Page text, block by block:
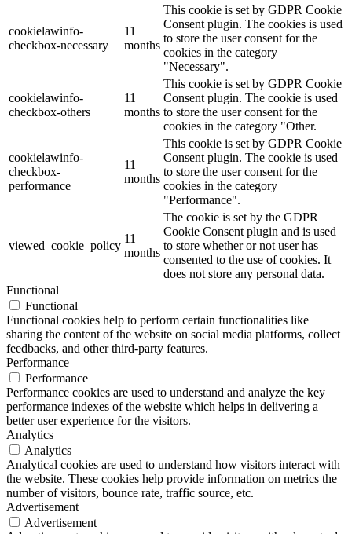
cookielawinfo-
checkbox-necessary
11
months
This cookie is set by GDPR Cookie
Consent plugin. The cookies is used
to store the user consent for the
cookies in the category
"Necessary".
cookielawinfo-
checkbox-others
11
months
This cookie is set by GDPR Cookie
Consent plugin. The cookie is used
to store the user consent for the
cookies in the category "Other.
cookielawinfo-
checkbox-
performance
11
months
This cookie is set by GDPR Cookie
Consent plugin. The cookie is used
to store the user consent for the
cookies in the category
"Performance".
viewed_cookie_policy
11
months
The cookie is set by the GDPR
Cookie Consent plugin and is used
to store whether or not user has
consented to the use of cookies. It
does not store any personal data.
Functional
Functional
Functional cookies help to perform certain functionalities like
sharing the content of the website on social media platforms, collect
feedbacks, and other third-party features.
Performance
Performance
Performance cookies are used to understand and analyze the key
performance indexes of the website which helps in delivering a
better user experience for the visitors.
Analytics
Analytics
Analytical cookies are used to understand how visitors interact with
the website. These cookies help provide information on metrics the
number of visitors, bounce rate, traffic source, etc.
Advertisement
Advertisement